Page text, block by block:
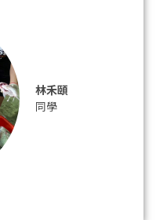
林禾頤
同學